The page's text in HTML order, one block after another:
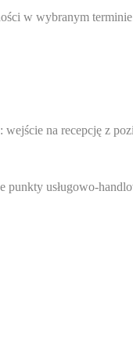
w wybranym
na recepcję z
usługowo-